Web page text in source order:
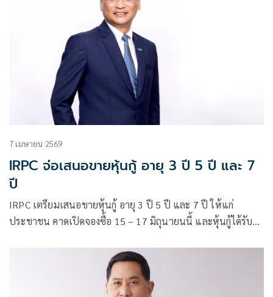
7 เมษายน 2569
IRPC จ่อเสนอขายหุ้นกู้ อายุ 3 ปี 5 ปี และ 7
ปี
IRPC เตรียมเสนอขายหุ้นกู้ อายุ 3 ปี 5 ปี และ 7 ปี ให้แก่
ประชาชน คาดเปิดจองซื้อ 15 – 17 มิถุนายนนี้ และหุ้นกู้ได้รับ